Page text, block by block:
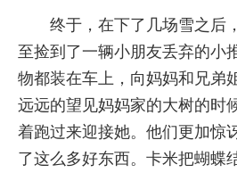
终于，在下了几场雪之后
至捡到了一辆小朋友丢弃的小
物都装在车上，向妈妈和兄弟
远远的望见妈妈家的大树的时
着跑过来迎接她。他们更加惊
了这么多好东西。卡米把蝴蝶